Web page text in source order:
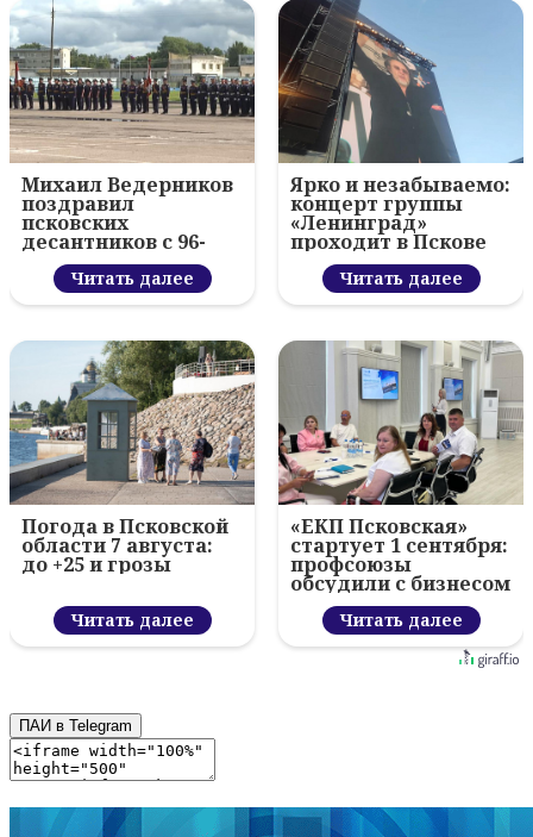
Михаил Ведерников
поздравил
псковских
десантников с 96-
летием ВДВ и
вручил награды
Читать далее
Ярко и незабываемо:
концерт группы
«Ленинград»
проходит в Пскове
Читать далее
Погода в Псковской
области 7 августа:
до +25 и грозы
Читать далее
«ЕКП Псковская»
стартует 1 сентября:
профсоюзы
обсудили с бизнесом
новый цифровой
проектЧитать далее
ПАИ в Telegram